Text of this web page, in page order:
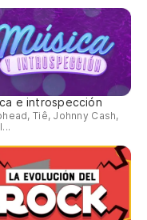
e introspección
Tiê, Johnny Cash,